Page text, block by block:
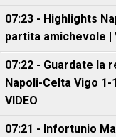
07:23 - Highlights
partita amichevole |
07:22 - Guardate la
Napoli-Celta Vigo
VIDEO
07:21 - Infortunio